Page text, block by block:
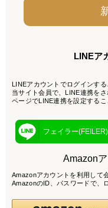
LINEア
LINEアカウントでログインする
当サイト会員で、LINE連携を
ページでLINE連携を設定するこ
フェイラー
Amazon
Amazonアカウントを利用して
AmazonのID、パスワードで、